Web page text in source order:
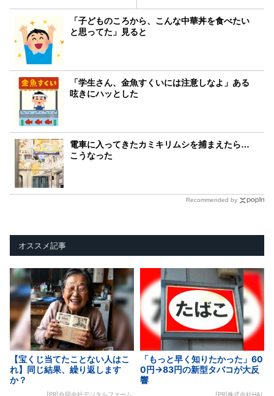
「子どものころから、こんな中華丼を食べたい
と思ってた」見ると
「学生さん、金魚すくいには注意しなよ」ある
呟きにハッとした
電車に入ってきたカミキリムシを捕まえたら…
こうなった
Recommended by
オススメ記事
【宝くじ当てたことない人はこ
れ】同じ結果、繰り返します
か？
[PR]合同会社デジタルファーム
「もっと早く知りたかった」60
0円→83円の新型タバコが大反
響
[PR]株式会社HAL